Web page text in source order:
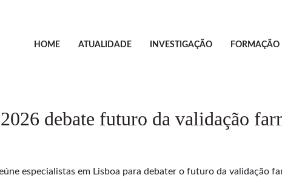
HOME ATUALIDADE INVESTIGAÇÃO FORMAÇÃO
debate futuro da validação
especialistas em Lisboa para debater o futuro da validação